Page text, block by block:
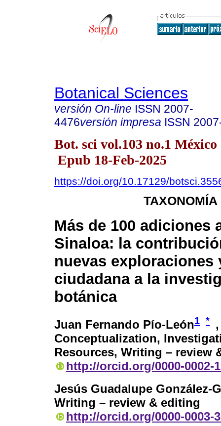
Botanical Sciences
versión On-line ISSN 2007-
4476versión impresa ISSN
Bot. sci vol.103 no.1 México
Epub 18-Feb-2025
https://doi.org/10.17129/
Más de 100 adiciones
Sinaloa: la
nuevas exploraciones
ciudadana a la
botánica
Juan Fernando Pío-León1 * ,
Conceptualization,
Resources, Writing – review
http://orcid.org/0000-0002-
Jesús Guadalupe González-
Writing – review & editing
http://orcid.org/0000-0003-